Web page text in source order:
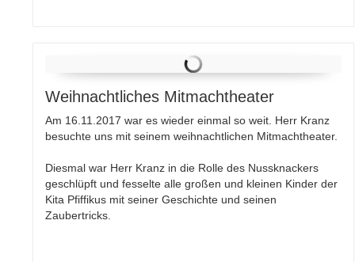
Weihnachtliches Mitmachtheater
Am 16.11.2017 war es wieder einmal so weit. Herr Kranz
besuchte uns mit seinem weihnachtlichen Mitmachtheater.
Diesmal war Herr Kranz in die Rolle des Nussknackers
geschlüpft und fesselte alle großen und kleinen Kinder der
Kita Pfiffikus mit seiner Geschichte und seinen
Zaubertricks.